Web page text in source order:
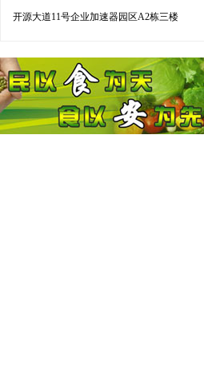
开源大道11号企业加速器园区A2栋三楼